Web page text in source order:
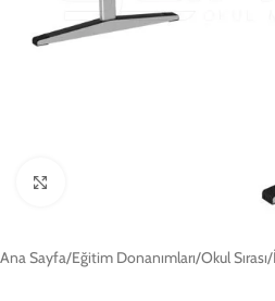
Ana Sayfa/Eğitim Donanımları/Okul Sırası/